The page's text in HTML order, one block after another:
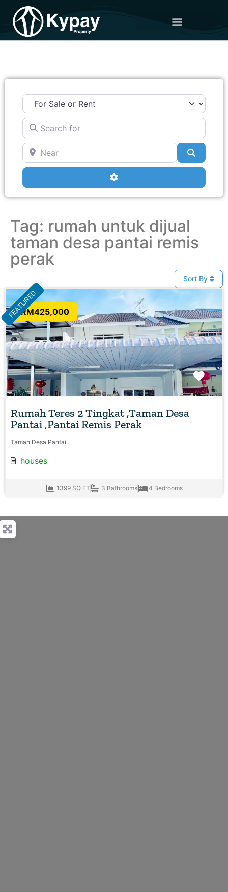
Search for
Near
Advanced Filters
Tag: rumah untuk dijual
taman desa pantai remis
perak
Sort By
RM425,000
FEATURED
Rumah Teres 2 Tingkat ,Taman Desa
Pantai ,Pantai Remis Perak
Taman Desa Pantai
houses
1399 SQ FT 3 Bathrooms 4 Bedrooms